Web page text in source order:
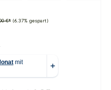
€* (6.37% gespart)